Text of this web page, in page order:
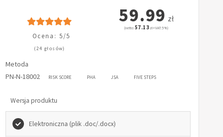
Ocena: 5/5
(24 głosów)
59.99 zł
(netto:57.13 zł + VAT: 5%)
Metoda
PN-N-18002
RISK SCORE PHA JSA FIVE STEPS
Wersja produktu
Elektroniczna (plik .doc/.docx)